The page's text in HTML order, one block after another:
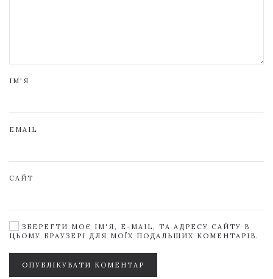
ІМ'Я
EMAIL
САЙТ
ЗБЕРЕГТИ МОЄ ІМ'Я, E-MAIL, ТА АДРЕСУ САЙТУ В
ЦЬОМУ БРАУЗЕРІ ДЛЯ МОЇХ ПОДАЛЬШИХ КОМЕНТАРІВ.
ОПУБЛІКУВАТИ КОМЕНТАР